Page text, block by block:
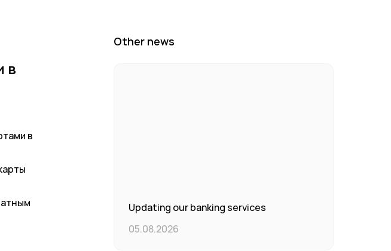
в
в
Other news
Updating our banking services
05.08.2026